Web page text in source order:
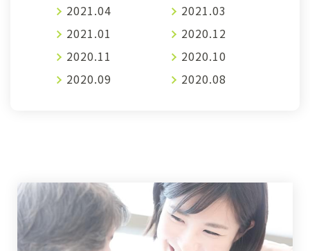
2021.04
2021.03
2021.01
2020.12
2020.11
2020.10
2020.09
2020.08